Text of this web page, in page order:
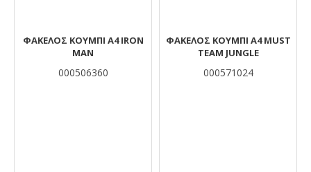
ΦΑΚΕΛΟΣ ΚΟΥΜΠΙ Α4 IRON
MAN
000506360
ΦΑΚΕΛΟΣ ΚΟΥΜΠΙ Α4 MUST
TEAM JUNGLE
000571024